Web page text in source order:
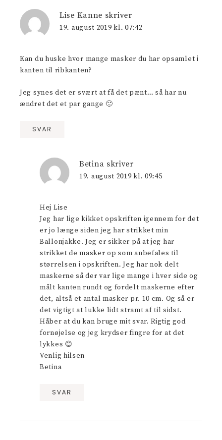
Lise Kanne skriver
19. august 2019 kl. 07:42
Kan du huske hvor mange masker du har opsamlet i
kanten til ribkanten?
Jeg synes det er svært at få det pænt… så har nu
ændret det et par gange 🙂
SVAR
Betina skriver
19. august 2019 kl. 09:45
Hej Lise
Jeg har lige kikket opskriften igennem for det
er jo længe siden jeg har strikket min
Ballonjakke. Jeg er sikker på at jeg har
strikket de masker op som anbefales til
størrelsen i opskriften. Jeg har nok delt
maskerne så der var lige mange i hver side og
målt kanten rundt og fordelt maskerne efter
det, altså et antal masker pr. 10 cm. Og så er
det vigtigt at lukke lidt stramt af til sidst.
Håber at du kan bruge mit svar. Rigtig god
fornøjelse og jeg krydser fingre for at det
lykkes 😊
Venlig hilsen
Betina
SVAR